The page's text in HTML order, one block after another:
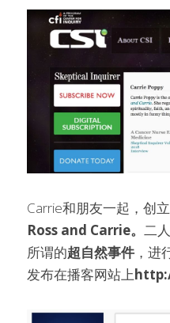
Carrie和朋友一起，创
Ross and Carrie。 二
所谓的超自然事件 ，进
发布在播客网站上